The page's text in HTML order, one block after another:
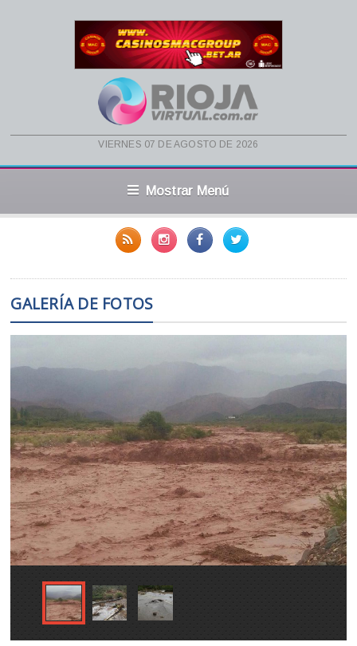
viernes 07 de agosto de 2026
Mostrar Menú
GALERÍA DE FOTOS